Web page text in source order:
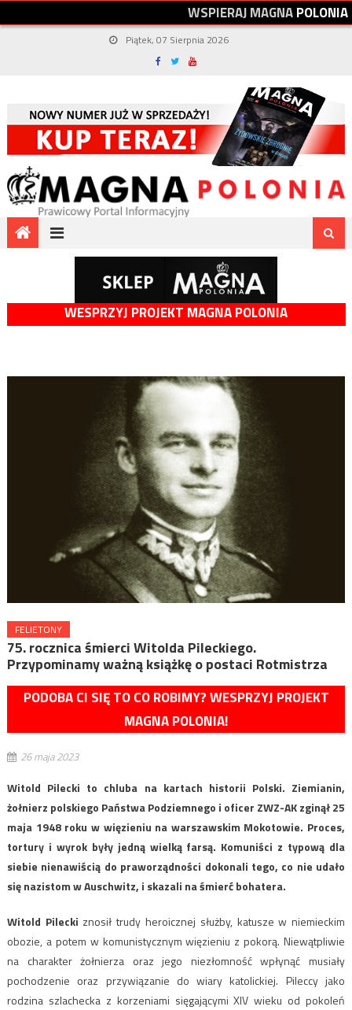
WSPIERAJMAGNAPOLONIA
Piątek, 07 Sierpnia 2026
WESPRZYJ PROJEKT MAGNA POLONIA
FELIETONY
75. rocznica śmierci Witolda Pileckiego.
Przypominamy ważną książkę o postaci Rotmistrza
PODOBA CI SIĘ TO CO ROBIMY? WESPRZYJ PROJEKT
MAGNA POLONIA!
26 maja 2023
Witold Pilecki to chluba na kartach historii Polski. Ziemianin,
żołnierz polskiego Państwa Podziemnego i oficer ZWZ-AK zginął 25
maja 1948 roku w więzieniu na warszawskim Mokotowie. Proces,
tortury i wyrok były jedną wielką farsą. Komuniści z typową dla
siebie nienawiścią do praworządności dokonali tego, co nie udało
się nazistom w Auschwitz, i skazali na śmierć bohatera.
Witold Pilecki znosił trudy heroicznej służby, katusze w niemieckim
obozie, a potem w komunistycznym więzieniu z pokorą. Niewątpliwie
na charakter żołnierza oraz jego niezłomność wpłynąć musiały
pochodzenie oraz przywiązanie do wiary katolickiej. Pileccy jako
rodzina szlachecka z korzeniami sięgającymi XIV wieku od pokoleń